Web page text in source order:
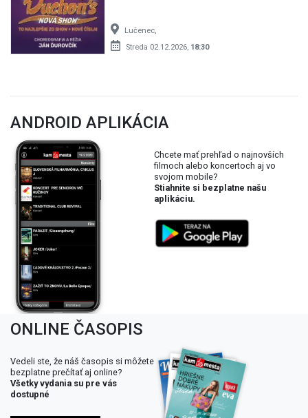
Lučenec,
Streda 02.12.2026, 18:30
ANDROID APLIKÁCIA
Chcete mať prehľad o najnovších
filmoch alebo koncertoch aj vo
svojom mobile?
Stiahnite si bezplatne našu
aplikáciu.
ONLINE ČASOPIS
Vedeli ste, že náš časopis si môžete
bezplatne prečítať aj online?
Všetky vydania su pre vás
dostupné